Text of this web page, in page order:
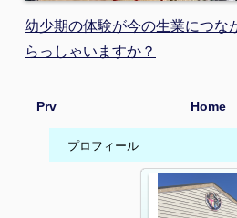
幼少期の体験が今の生業につな
らっしゃいますか？
Prv Home
プロフィール